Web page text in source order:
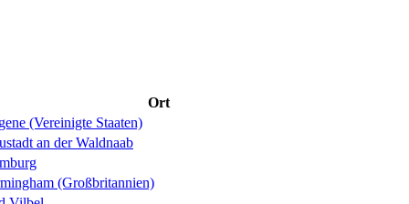
Ort
(Vereinigte Staaten)
an der Waldnaab
(Großbritannien)